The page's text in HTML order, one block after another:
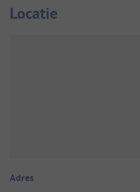
Locatie
Adres